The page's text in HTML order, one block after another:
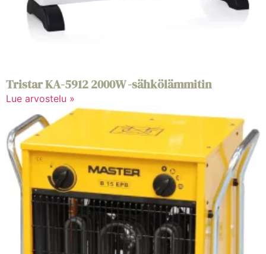
Tristar KA-5912 2000W -sähkölämmitin
Lue arvostelu »